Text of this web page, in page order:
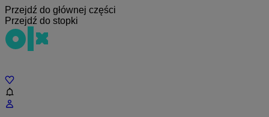
Przejdź do głównej części
Przejdź do stopki